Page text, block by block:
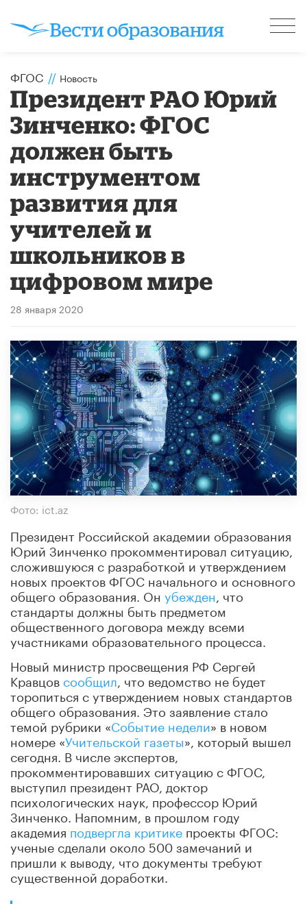
ФГОС // Новость
Президент РАО Юрий
Зинченко: ФГОС
должен быть
инструментом
развития для
учителей и
школьников в
цифровом мире
28 января 2020
Фото: ict.az
Президент Российской академии образования
Юрий Зинченко прокомментировал ситуацию,
сложившуюся с разработкой и утверждением
новых проектов ФГОС начального и основного
общего образования. Он убежден , что
стандарты должны быть предметом
общественного договора между всеми
участниками образовательного процесса.
Новый министр просвещения РФ Сергей
Кравцов сообщил , что ведомство не будет
торопиться с утверждением новых стандартов
общего образования. Это заявление стало
темой рубрики «Событие недели» в новом
номере «Учительской газеты», который вышел
сегодня. В числе экспертов,
прокомментировавших ситуацию с ФГОС,
выступил президент РАО, доктор
психологических наук, профессор Юрий
Зинченко. Напомним, в прошлом году
академия подвергла критике проекты ФГОС:
ученые сделали около 500 замечаний и
пришли к выводу, что документы требуют
существенной доработки.